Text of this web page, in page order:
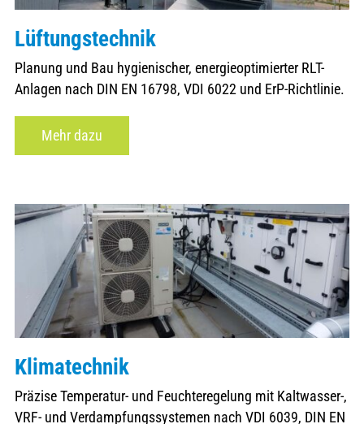
Lüftungstechnik
Planung und Bau hygienischer, energieoptimierter RLT-
Anlagen nach DIN EN 16798, VDI 6022 und ErP-Richtlinie.
Mehr dazu
Klimatechnik
Präzise Temperatur- und Feuchteregelung mit Kaltwasser-,
VRF- und Verdampfungssystemen nach VDI 6039, DIN EN